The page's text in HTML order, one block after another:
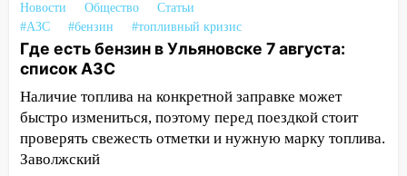
доску декабристу Кондратию Рылееву
10:40 В Ульяновске спасатели ночью
нашли потерявшегося в заброшенных
10:26 На нескольких улицах Ульяновска
временно отключили холодную воду
Новости Общество
Статьи
#АЗС
#бензин #топливный кризис
Где есть бензин в Ульяновске 7 августа:
список АЗС
Наличие топлива на конкретной заправке может
быстро измениться, поэтому перед поездкой стоит
проверять свежесть отметки и нужную марку топлива.
Заволжский